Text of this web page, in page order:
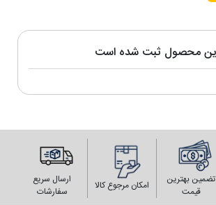
تضمین بهترین
قیمت
امکان مرجوع کالا
ارسال سریع
سفارشات